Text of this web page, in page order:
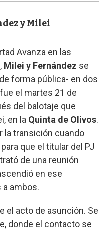
y Milei
Avanza en las
Milei y Fernández se
forma pública- en dos
el martes 21 de
del balotaje que
en la Quinta de Olivos.
la transición cuando
que el titular del PJ
de una reunión
en ese
ambos.
el acto de asunción. Se
donde el contacto se